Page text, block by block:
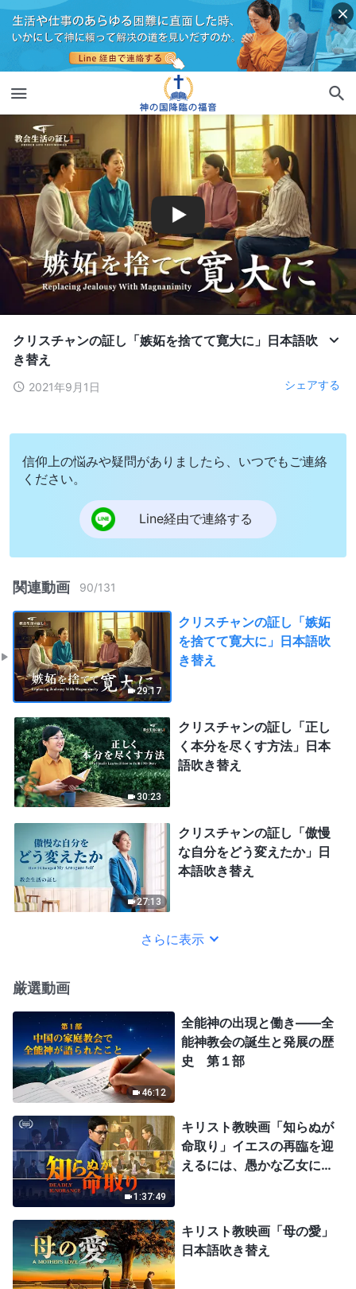
クリスチャンの証し「嫉妬を捨てて寛大に」日本語吹
き替え
2021年9月1日 シェアする
信仰上の悩みや疑問がありましたら、いつでもご連絡
ください。
Line経由で連絡する
関連動画 90/131
29:17
クリスチャンの証し「嫉妬
を捨てて寛大に」日本語吹
き替え
30:23
クリスチャンの証し「正し
く本分を尽くす方法」日本
語吹き替え
27:13
クリスチャンの証し「傲慢
な自分をどう変えたか」日
本語吹き替え
さらに表示
厳選動画
46:12
全能神の出現と働き——全
能神教会の誕生と発展の歴
史 第１部
1:37:49
キリスト教映画「知らぬが
命取り」イエスの再臨を迎
えるには、愚かな乙女にな
キリスト教映画「母の愛」
日本語吹き替え